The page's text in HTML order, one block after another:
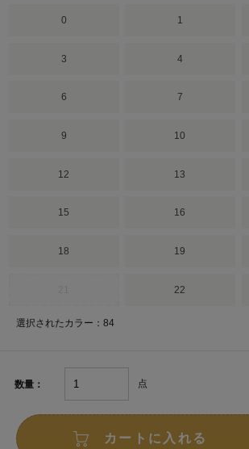
0 1
3 4
6 7
9 10
12 13
15 16
18 19
22
選択されたカラー：84
数量： 点
カートに入れる